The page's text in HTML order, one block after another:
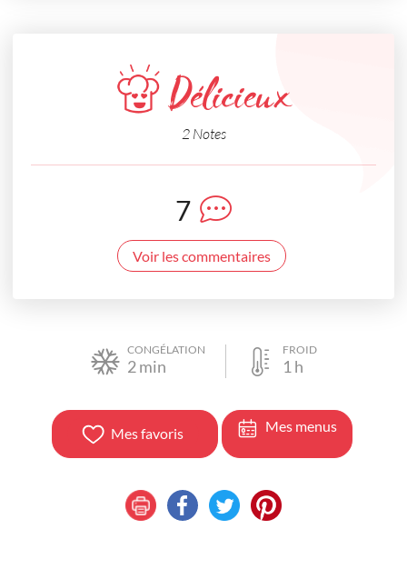
Délicieux
2 Notes
7
Voir les commentaires
CONGÉLATION
2min
FROID
1 h
Mes favoris Mes menus